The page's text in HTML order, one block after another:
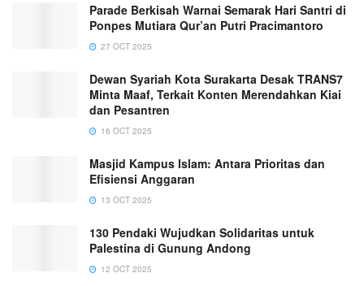
Parade Berkisah Warnai Semarak Hari Santri di
Ponpes Mutiara Qur’an Putri Pracimantoro
27 OCT 2025
Dewan Syariah Kota Surakarta Desak TRANS7
Minta Maaf, Terkait Konten Merendahkan Kiai
dan Pesantren
16 OCT 2025
Masjid Kampus Islam: Antara Prioritas dan
Efisiensi Anggaran
13 OCT 2025
130 Pendaki Wujudkan Solidaritas untuk
Palestina di Gunung Andong
12 OCT 2025